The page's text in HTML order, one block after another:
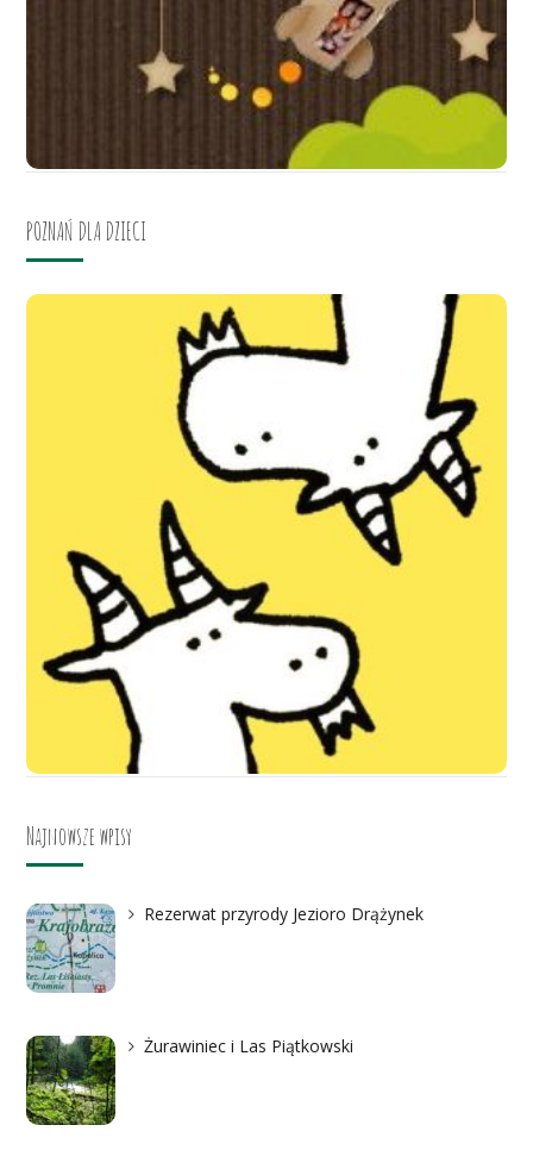
POZNAŃ DLA DZIECI
Najnowsze wpisy
Rezerwat przyrody Jezioro Drążynek
Żurawiniec i Las Piątkowski